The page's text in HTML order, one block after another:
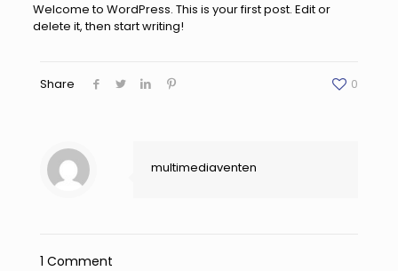
Welcome to WordPress. This is your first post. Edit or
delete it, then start writing!
Share 0
multimediaventen
1 Comment